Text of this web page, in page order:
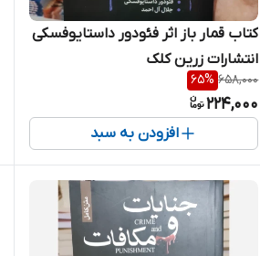
کتاب قمار باز اثر فئودور داستایوفسکی
انتشارات زرین کلک
658,000
65%
224,000
افزودن به سبد